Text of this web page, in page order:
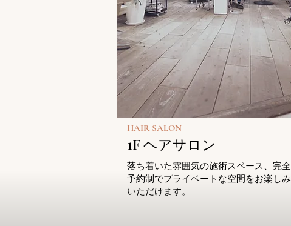
HAIR SALON
1F ヘアサロン
落ち着いた雰囲気の施術スペース、完全
予約制でプライベートな空間をお楽しみ
いただけます。